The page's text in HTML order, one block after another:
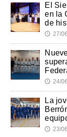
El
en la
de
🕔 27/
🕔 24/
La
🕔 23/